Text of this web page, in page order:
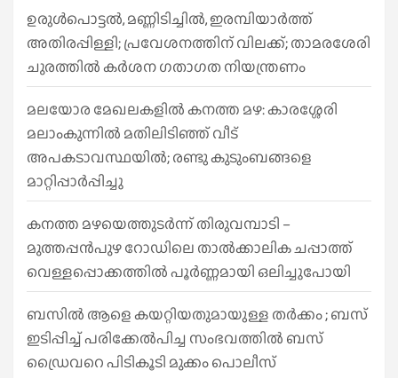
h
ഉരുൾപൊട്ടൽ, മണ്ണിടിച്ചിൽ, ഇരമ്പിയാര്‍ത്ത്
അതിരപ്പിള്ളി; പ്രവേശനത്തിന് വിലക്ക്; താമരശേരി
ചുരത്തില്‍ കര്‍ശന ഗതാഗത നിയന്ത്രണം
മലയോര മേഖലകളിൽ കനത്ത മഴ: കാരശ്ശേരി
മലാംകുന്നിൽ മതിലിടിഞ്ഞ് വീട്
അപകടാവസ്ഥയിൽ; രണ്ടു കുടുംബങ്ങളെ
മാറ്റിപ്പാർപ്പിച്ചു
കനത്ത മഴയെത്തുടർന്ന് തിരുവമ്പാടി –
മുത്തപ്പൻപുഴ റോഡിലെ താൽക്കാലിക ചപ്പാത്ത്
വെള്ളപ്പൊക്കത്തിൽ പൂർണ്ണമായി ഒലിച്ചുപോയി
ബസിൽ ആളെ കയറ്റിയതുമായുള്ള തർക്കം ; ബസ്
ഇടിപ്പിച്ച് പരിക്കേൽപിച്ച സംഭവത്തിൽ ബസ്
ഡ്രൈവറെ പിടികൂടി മുക്കം പൊലീസ്